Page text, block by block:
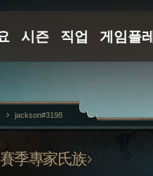
賽季專家氏族
jackson#3198